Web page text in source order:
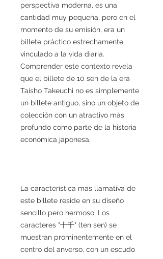
perspectiva moderna, es una
cantidad muy pequeña, pero en el
momento de su emisión, era un
billete práctico estrechamente
vinculado a la vida diaria.
Comprender este contexto revela
que el billete de 10 sen de la era
Taisho Takeuchi no es simplemente
un billete antiguo, sino un objeto de
colección con un atractivo más
profundo como parte de la historia
económica japonesa.
La característica más llamativa de
este billete reside en su diseño
sencillo pero hermoso. Los
caracteres "十千" (ten sen) se
muestran prominentemente en el
centro del anverso, con un escudo